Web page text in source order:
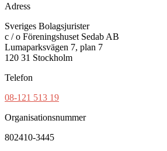
Adress
Sveriges Bolagsjurister
c / o Föreningshuset Sedab AB
Lumaparksvägen 7, plan 7
120 31 Stockholm
Telefon
08-121 513 19
Organisationsnummer
802410-3445